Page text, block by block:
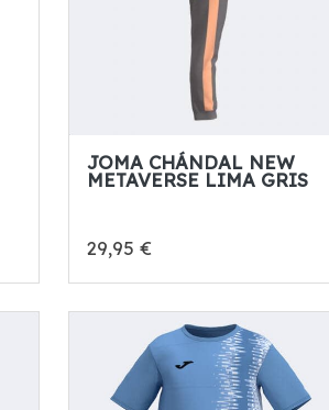
JOMA CHÁNDAL NEW
METAVERSE LIMA GRIS
29,95 €